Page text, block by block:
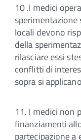
10 .I medici
sperimentazione
locali devono
della
rilasciare essi
conflitti di
sopra si
11. I medici non
finanziamenti
partecipazione